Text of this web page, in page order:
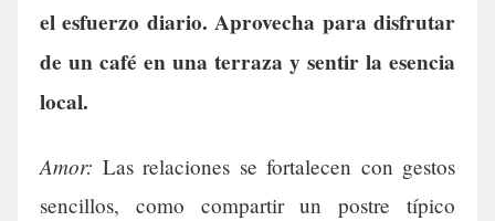
el esfuerzo diario. Aprovecha para disfrutar
de un café en una terraza y sentir la esencia
local.
Amor: Las relaciones se fortalecen con gestos
sencillos, como compartir un postre típico